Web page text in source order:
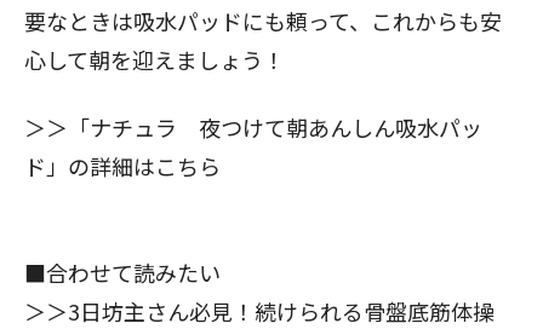
要なときは吸水パッドにも頼って、これからも安
心して朝を迎えましょう！
＞＞ 「ナチュラ 夜つけて朝あんしん吸水パッ
ド」の詳細はこちら
■合わせて読みたい
＞＞3日坊主さん必見！続けられる骨盤底筋体操